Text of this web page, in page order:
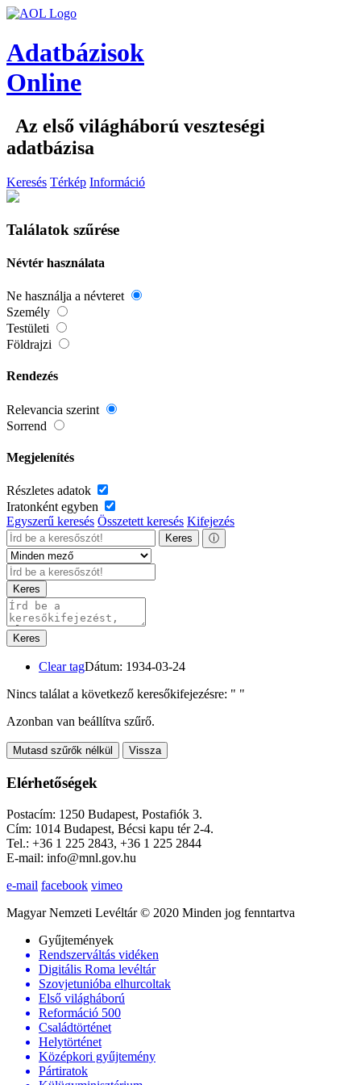
Adatbázisok
Online
Az első világháború veszteségi
adatbázisa
Keresés Térkép Információ
Találatok szűrése
Névtér használata
Ne használja a névteret
Személy
Testületi
Földrajzi
Rendezés
Relevancia szerint
Sorrend
Megjelenítés
Részletes adatok
Iratonként egyben
Egyszerű keresés Összetett keresés Kifejezés
Keres ⓘ
Keres
Keres
Clear tagDátum: 1934-03-24
Nincs találat a következő keresőkifejezésre: " "
Azonban van beállítva szűrő.
Mutasd szűrők nélkül Vissza
Elérhetőségek
Postacím: 1250 Budapest, Postafiók 3.
Cím: 1014 Budapest, Bécsi kapu tér 2-4.
Tel.: +36 1 225 2843, +36 1 225 2844
E-mail: info@mnl.gov.hu
e-mail facebook vimeo
Magyar Nemzeti Levéltár © 2020 Minden jog fenntartva
Gyűjtemények
Rendszerváltás vidéken
Digitális Roma levéltár
Szovjetunióba elhurcoltak
Első világháború
Reformáció 500
Családtörténet
Helytörténet
Középkori gyűjtemény
Pártiratok